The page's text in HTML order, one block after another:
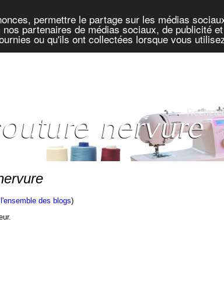
permettre le partage sur les médias
partenaires de médias sociaux, de publicité
ou qu'ils ont collectées lorsque vous
des blogs)